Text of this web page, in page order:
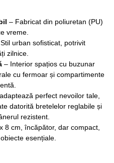
– Fabricat din poliuretan (PU)
vreme.
urban sofisticat, potrivit
zilnice.
– Interior spațios cu buzunar
cu fermoar și compartimente
perfect nevoilor tale,
datorită bretelelor reglabile și
rezistent.
8 cm, încăpător, dar compact,
esențiale.